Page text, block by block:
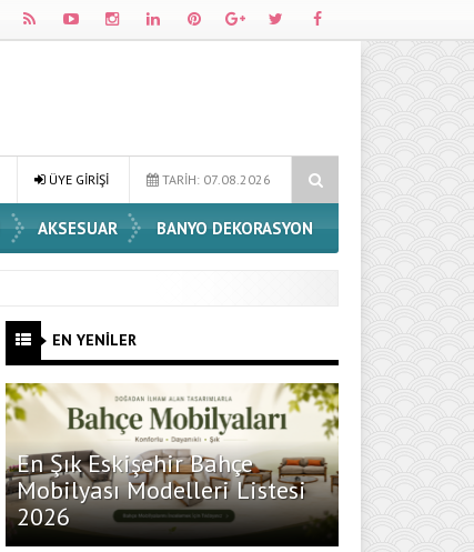
Dossha, Sorumlu Üretim ve Performansı Aynı Çatıda Buluşturuyor
TARİH: 07.08.2026
ÜYE GİRİŞİ
AKSESUAR BANYO DEKORASYON
EN YENİLER
En Şık Eskişehir Bahçe
Mobilyası Modelleri Listesi
2026